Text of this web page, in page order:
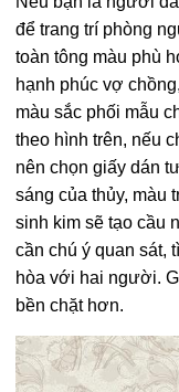
để trang trí phòng
toàn tông màu phù
hạnh phúc vợ
màu sắc phối mẫu
theo hình trên, nếu
nên chọn giấy dán
sáng của thủy, màu
sinh kim sẽ tạo cầu
cần chú ý quan sát,
hòa với hai người.
bền chặt hơn.